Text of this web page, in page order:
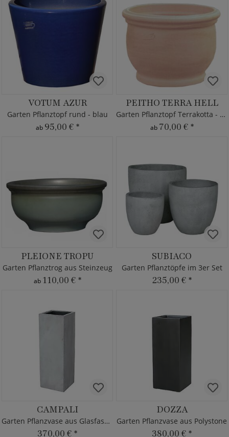
VOTUM AZUR
Garten Pflanztopf rund - blau
ab 95,00 € *
PEITHO TERRA HELL
Garten Pflanztopf Terrakotta - rund
ab 70,00 € *
PLEIONE TROPU
Garten Pflanztrog aus Steinzeug
ab 110,00 € *
SUBIACO
Garten Pflanztöpfe im 3er Set
235,00 € *
CAMPALI
Garten Pflanzvase aus Glasfaser-Beton
370,00 € *
DOZZA
Garten Pflanzvase aus Polystone
380,00 € *